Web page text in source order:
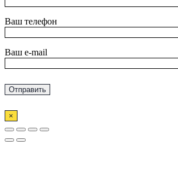
Ваш телефон
Ваш e-mail
×